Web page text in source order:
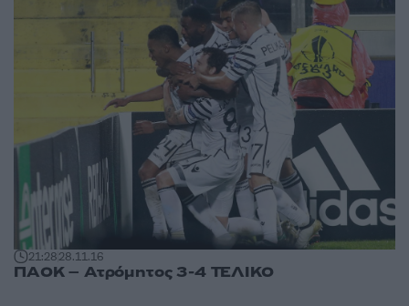
21:2828.11.16
ΠΑΟΚ – Ατρόμητος 3-4 ΤΕΛΙΚΟ